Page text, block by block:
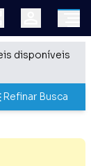
disponíveis
Refinar Busca